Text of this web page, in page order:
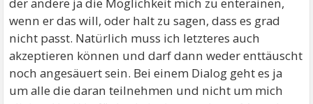
der andere ja die Möglichkeit mich zu enterainen,
wenn er das will, oder halt zu sagen, dass es grad
nicht passt. Natürlich muss ich letzteres auch
akzeptieren können und darf dann weder enttäuscht
noch angesäuert sein. Bei einem Dialog geht es ja
um alle die daran teilnehmen und nicht um mich